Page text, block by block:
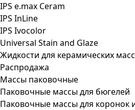
IPS e.max Ceram
IPS InLine
IPS Ivocolor
Universal Stain and Glaze
Жидкости для керамических масс
Распродажа
Массы паковочные
Паковочные массы для бюгелей
Паковочные массы для коронок